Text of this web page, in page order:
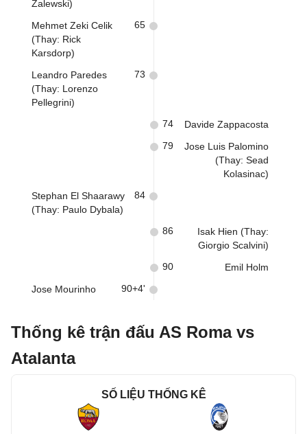
Zalewski)
Mehmet Zeki Celik
(Thay: Rick
Karsdorp)
65
Leandro Paredes
(Thay: Lorenzo
Pellegrini)
73
Davide Zappacosta
74
Jose Luis Palomino
(Thay: Sead
Kolasinac)
79
Stephan El Shaarawy
(Thay: Paulo Dybala)
84
Isak Hien (Thay:
Giorgio Scalvini)
86
Emil Holm
90
Jose Mourinho 90+4'
Thống kê trận đấu AS Roma vs
Atalanta
SỐ LIỆU THỐNG KÊ